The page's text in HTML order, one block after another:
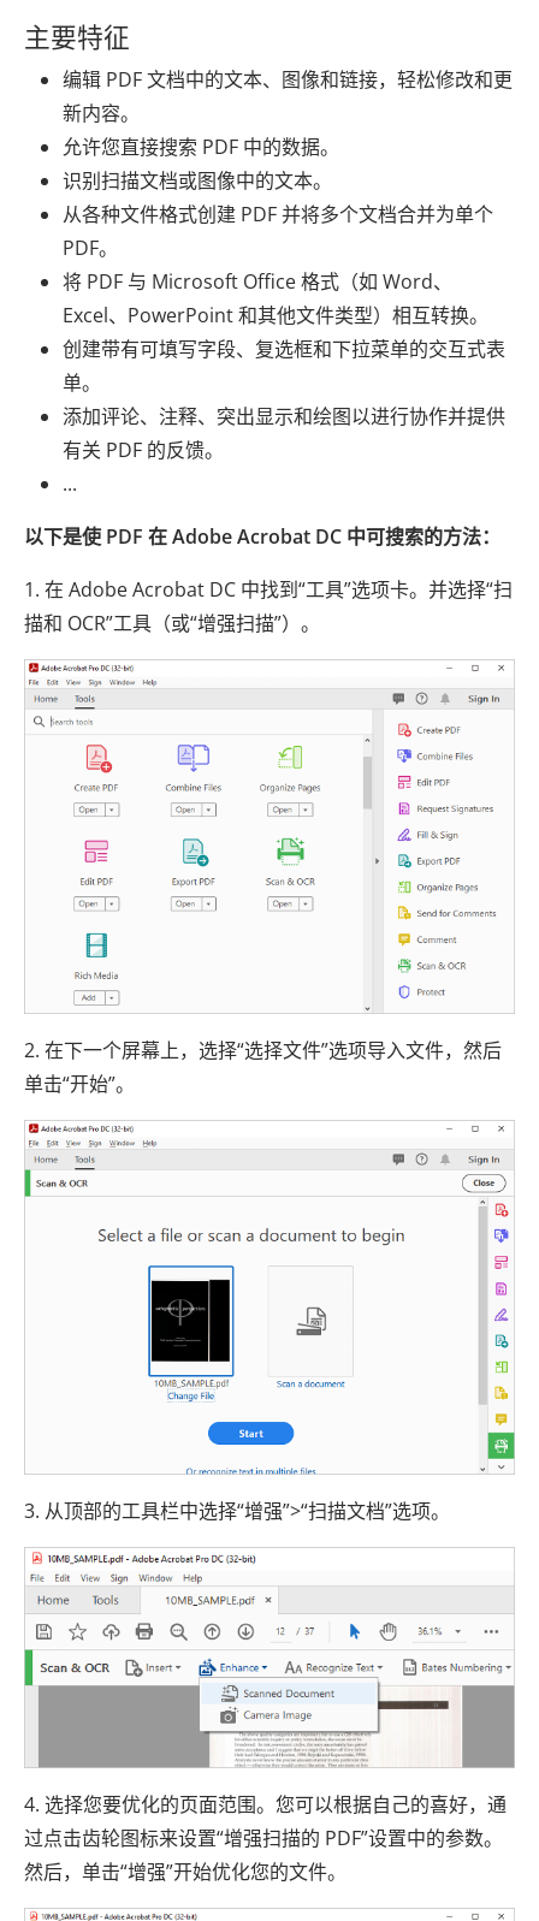
主要特征
编辑 PDF 文档中的文本、图像和链接，轻松修改和更
新内容。
允许您直接搜索 PDF 中的数据。
识别扫描文档或图像中的文本。
从各种文件格式创建 PDF 并将多个文档合并为单个
PDF。
将 PDF 与 Microsoft Office 格式（如 Word、
Excel、PowerPoint 和其他文件类型）相互转换。
创建带有可填写字段、复选框和下拉菜单的交互式表
单。
添加评论、注释、突出显示和绘图以进行协作并提供
有关 PDF 的反馈。
...
以下是使 PDF 在 Adob​​e Acrobat DC 中可搜索的方法：
1. 在 Adob​​e Acrobat DC 中找到“工具”选项卡。并选择“扫
描和 OCR”工具（或“增强扫描”）。
2. 在下一个屏幕上，选择“选择文件”选项导入文件，然后
单击“开始”。
3. 从顶部的工具栏中选择“增强”>“扫描文档”选项。
4. 选择您要优化的页面范围。您可以根据自己的喜好，通
过点击齿轮图标来设置“增强扫描的 PDF”设置中的参数。
然后，单击“增强”开始优化您的文件。